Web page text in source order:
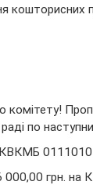
кошторисних
комітету!
раді по
грн. на